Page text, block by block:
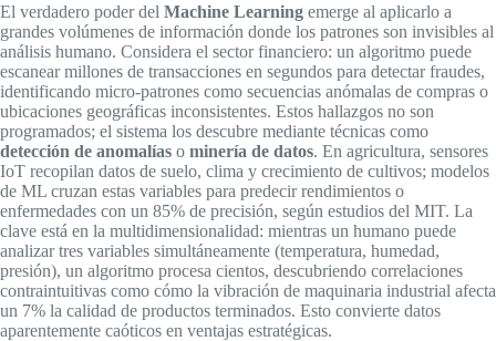
El verdadero poder del Machine Learning emerge al aplicarlo a
grandes volúmenes de información donde los patrones son invisibles al
análisis humano. Considera el sector financiero: un algoritmo puede
escanear millones de transacciones en segundos para detectar fraudes,
identificando micro-patrones como secuencias anómalas de compras o
ubicaciones geográficas inconsistentes. Estos hallazgos no son
programados; el sistema los descubre mediante técnicas como
detección de anomalías o minería de datos. En agricultura, sensores
IoT recopilan datos de suelo, clima y crecimiento de cultivos; modelos
de ML cruzan estas variables para predecir rendimientos o
enfermedades con un 85% de precisión, según estudios del MIT. La
clave está en la multidimensionalidad: mientras un humano puede
analizar tres variables simultáneamente (temperatura, humedad,
presión), un algoritmo procesa cientos, descubriendo correlaciones
contraintuitivas como cómo la vibración de maquinaria industrial afecta
un 7% la calidad de productos terminados. Esto convierte datos
aparentemente caóticos en ventajas estratégicas.